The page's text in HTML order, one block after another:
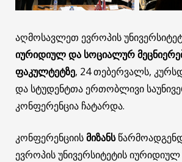
აღმოსავლეთ ევროპის
იურიდიულ და სოციალურ
ფაკულტეტზე, 24 თებერვალს,
და სტუდენტთა ერთობლივი
კონფერენცია ჩატარდა.
კონფერენციისმიზანს
ევროპის უნივერსიტეტის